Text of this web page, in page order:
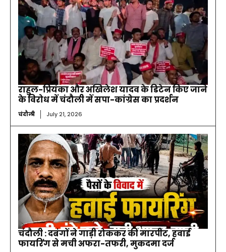
राहुल-प्रियंका और अखिलेश यादव के डिटेन किए जाने
के विरोध में चंदौली में सपा-कांग्रेस का प्रदर्शन
चंदौली July 21, 2026
चंदौली : दबंगों ने गाड़ी रोककर की मारपीट, हवाई
फायरिंग से मची अफरा-तफरी, मुकदमा दर्ज